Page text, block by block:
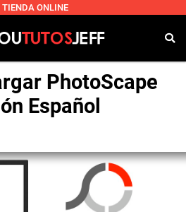
TIENDA ONLINE
PhotoScape
Español